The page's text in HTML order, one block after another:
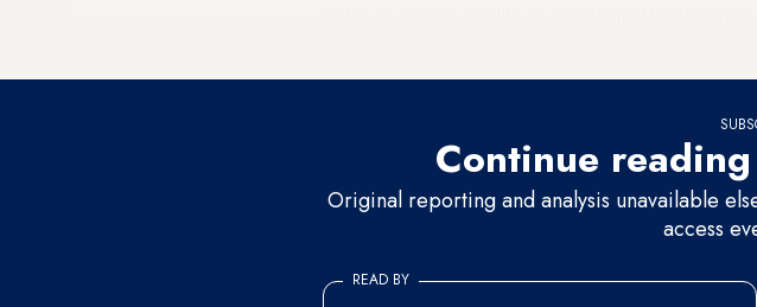
Continue
Original reporting and analysis unavailable
access
READ BY